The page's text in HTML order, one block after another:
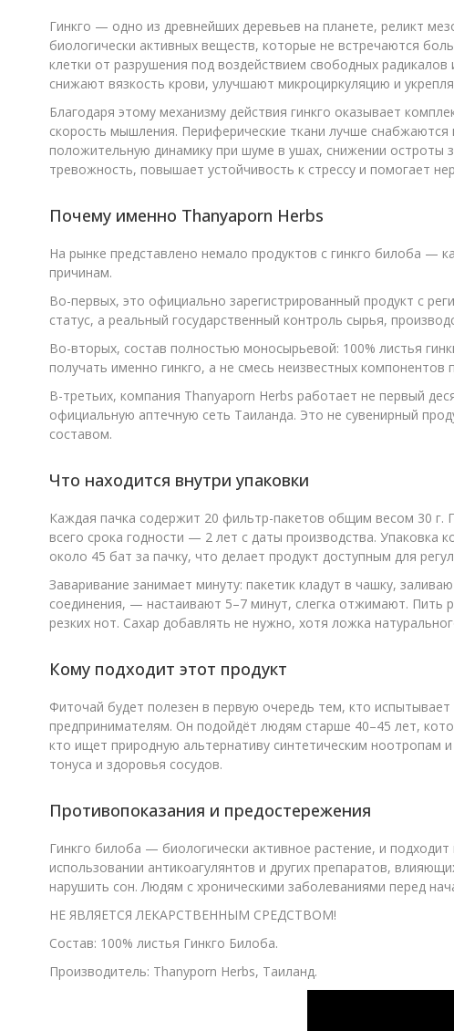
Гинкго — одно из древнейших деревьев на планете, реликт
биологически активных веществ, которые не встречаются
клетки от разрушения под воздействием свободных
снижают вязкость крови, улучшают микроциркуляцию и
Благодаря этому механизму действия гинкго оказывает
скорость мышления. Периферические ткани лучше
положительную динамику при шуме в ушах, снижении остроты
тревожность, повышает устойчивость к стрессу и помогает
Почему именно Thanyaporn Herbs
На рынке представлено немало продуктов с гинкго билоба —
причинам.
Во-первых, это официально зарегистрированный продукт с
статус, а реальный государственный контроль сырья,
Во-вторых, состав полностью моносырьевой: 100% листья
получать именно гинкго, а не смесь неизвестных компонентов
В-третьих, компания Thanyaporn Herbs работает не первый
официальную аптечную сеть Таиланда. Это не сувенирный
составом.
Что находится внутри упаковки
Каждая пачка содержит 20 фильтр-пакетов общим весом 30 г.
всего срока годности — 2 лет с даты производства. Упаковка
около 45 бат за пачку, что делает продукт доступным для
Заваривание занимает минуту: пакетик кладут в чашку,
соединения, — настаивают 5–7 минут, слегка отжимают. Пить
резких нот. Сахар добавлять не нужно, хотя ложка
Кому подходит этот продукт
Фиточай будет полезен в первую очередь тем, кто
предпринимателям. Он подойдёт людям старше 40–45 лет,
кто ищет природную альтернативу синтетическим
тонуса и здоровья сосудов.
Противопоказания и предостережения
Гинкго билоба — биологически активное растение, и
использовании антикоагулянтов и других препаратов,
нарушить сон. Людям с хроническими заболеваниями перед
НЕ ЯВЛЯЕТСЯ ЛЕКАРСТВЕННЫМ СРЕДСТВОМ!
Состав: 100% листья Гинкго Билоба.
Производитель: Thanyporn Herbs, Таиланд.